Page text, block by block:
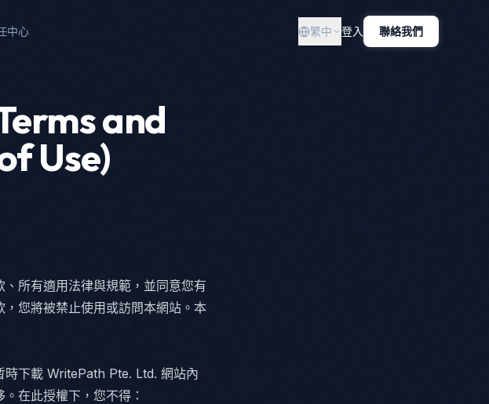
中心 繁中 登入 聯絡我們
and
Use)
所有適用法律與規範，並同意您有
您將被禁止使用或訪問本網站。本
時下載 WritePath Pte. Ltd. 網站內
在此授權下，您不得：